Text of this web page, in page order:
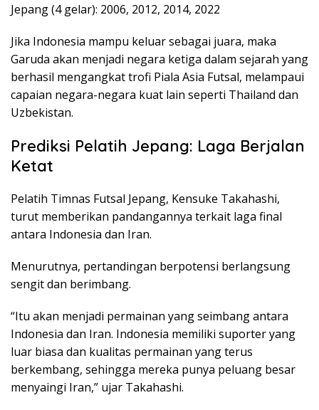
Jepang (4 gelar): 2006, 2012, 2014, 2022
Jika Indonesia mampu keluar sebagai juara, maka
Garuda akan menjadi negara ketiga dalam sejarah yang
berhasil mengangkat trofi Piala Asia Futsal, melampaui
capaian negara-negara kuat lain seperti Thailand dan
Uzbekistan.
Prediksi Pelatih Jepang: Laga Berjalan
Ketat
Pelatih Timnas Futsal Jepang, Kensuke Takahashi,
turut memberikan pandangannya terkait laga final
antara Indonesia dan Iran.
Menurutnya, pertandingan berpotensi berlangsung
sengit dan berimbang.
“Itu akan menjadi permainan yang seimbang antara
Indonesia dan Iran. Indonesia memiliki suporter yang
luar biasa dan kualitas permainan yang terus
berkembang, sehingga mereka punya peluang besar
menyaingi Iran,” ujar Takahashi.